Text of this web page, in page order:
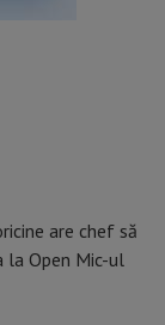
are chef să
la Open Mic-ul